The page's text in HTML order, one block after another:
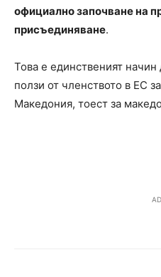
официално започване на
присъединяване.
Това е единственият
ползи от членството в ЕС
Македония, тоест за